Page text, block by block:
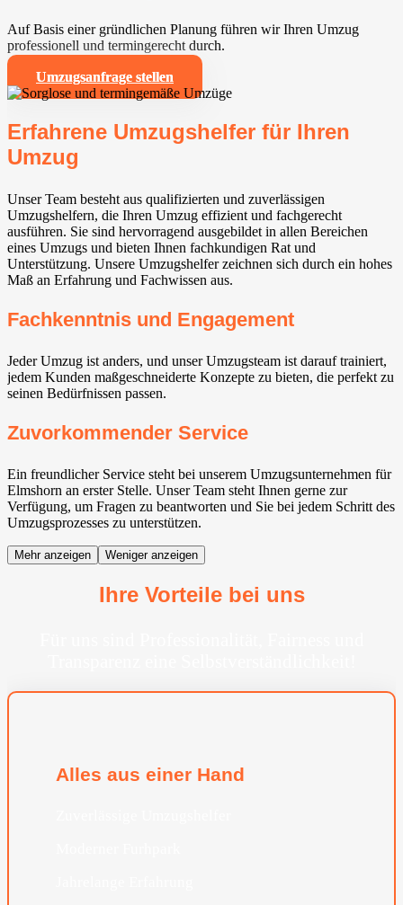
Auf Basis einer gründlichen Planung führen wir Ihren Umzug
professionell und termingerecht durch.
Umzugsanfrage stellen
Erfahrene Umzugshelfer für Ihren
Umzug
Unser Team besteht aus qualifizierten und zuverlässigen
Umzugshelfern, die Ihren Umzug effizient und fachgerecht
ausführen. Sie sind hervorragend ausgebildet in allen Bereichen
eines Umzugs und bieten Ihnen fachkundigen Rat und
Unterstützung. Unsere Umzugshelfer zeichnen sich durch ein hohes
Maß an Erfahrung und Fachwissen aus.
Fachkenntnis und Engagement
Jeder Umzug ist anders, und unser Umzugsteam ist darauf trainiert,
jedem Kunden maßgeschneiderte Konzepte zu bieten, die perfekt zu
seinen Bedürfnissen passen.
Zuvorkommender Service
Ein freundlicher Service steht bei unserem Umzugsunternehmen für
Elmshorn an erster Stelle. Unser Team steht Ihnen gerne zur
Verfügung, um Fragen zu beantworten und Sie bei jedem Schritt des
Umzugsprozesses zu unterstützen.
Mehr anzeigen Weniger anzeigen
Ihre Vorteile bei uns
Alles aus einer Hand